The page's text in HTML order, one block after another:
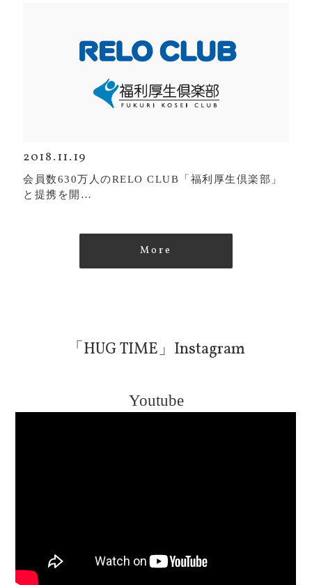
2018.11.19
会員数630万人のRELO CLUB「福利厚生倶楽部」
と提携を開…
More
「HUG TIME」Instagram
Youtube